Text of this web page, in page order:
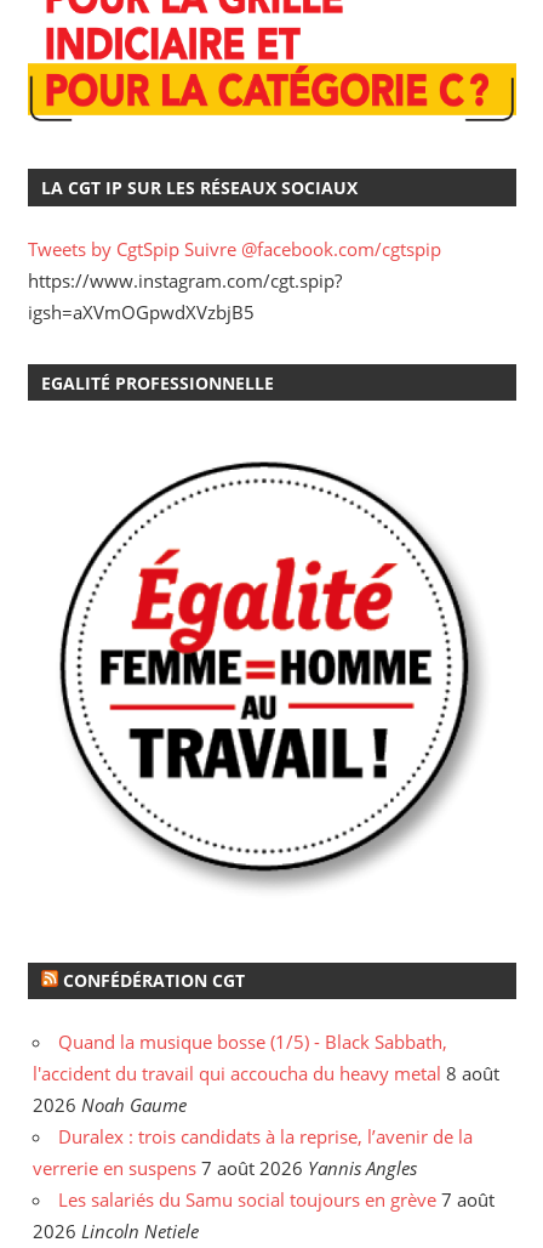
LA CGT IP SUR LES RÉSEAUX SOCIAUX
Tweets by CgtSpip Suivre @facebook.com/cgtspip
https://www.instagram.com/cgt.spip?
igsh=aXVmOGpwdXVzbjB5
EGALITÉ PROFESSIONNELLE
CONFÉDÉRATION CGT
Quand la musique bosse (1/5) - Black Sabbath,
l'accident du travail qui accoucha du heavy metal 8 août
2026 Noah Gaume
Duralex : trois candidats à la reprise, l’avenir de la
verrerie en suspens 7 août 2026 Yannis Angles
Les salariés du Samu social toujours en grève 7 août
2026 Lincoln Netiele